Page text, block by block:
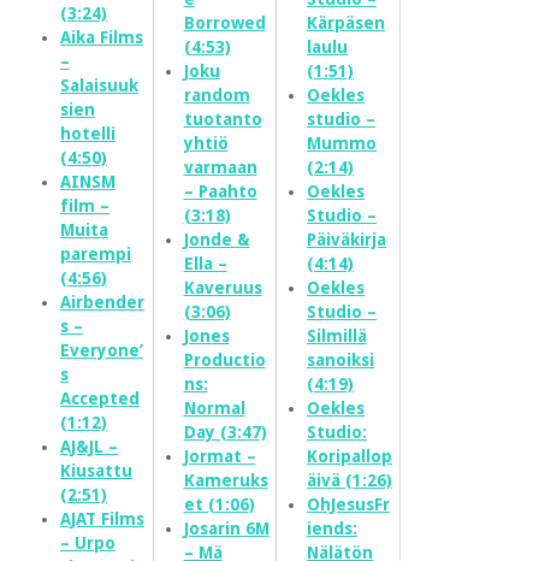
(3:24)
Aika Films
–
Salaisuuk
sien
hotelli
(4:50)
AINSM
film –
Muita
parempi
(4:56)
Airbender
s –
Everyone’
s
Accepted
(1:12)
AJ&JL –
Kiusattu
(2:51)
AJAT Films
– Urpo
Borrowed
(4:53)
Joku
random
tuotanto
yhtiö
varmaan
– Paahto
(3:18)
Jonde &
Ella –
Kaveruus
(3:06)
Jones
Productio
ns:
Normal
Day (3:47)
Jormat –
Kameruks
et (1:06)
Josarin 6M
– Mä
Kärpäsen
laulu
(1:51)
Oekles
studio –
Mummo
(2:14)
Oekles
Studio –
Päiväkirja
(4:14)
Oekles
Studio –
Silmillä
sanoiksi
(4:19)
Oekles
Studio:
Koripallop
äivä (1:26)
OhJesusFr
iends:
Nälätön